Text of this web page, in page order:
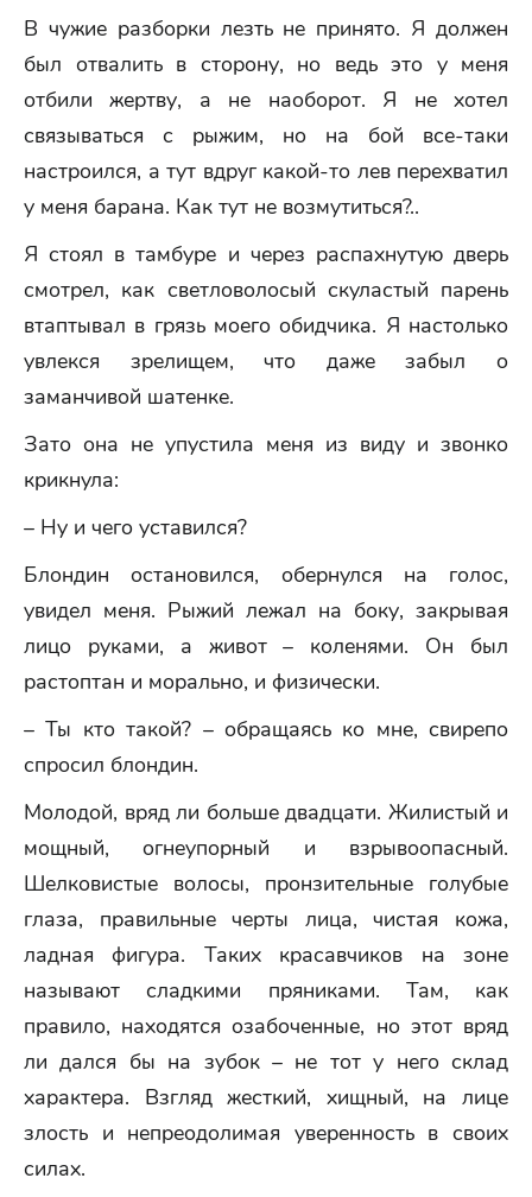
В чужие разборки лезть не принято. Я должен
был отвалить в сторону, но ведь это у меня
отбили жертву, а не наоборот. Я не хотел
связываться с рыжим, но на бой все-таки
настроился, а тут вдруг какой-то лев перехватил
у меня барана. Как тут не возмутиться?..
Я стоял в тамбуре и через распахнутую дверь
смотрел, как светловолосый скуластый парень
втаптывал в грязь моего обидчика. Я настолько
увлекся зрелищем, что даже забыл о
заманчивой шатенке.
Зато она не упустила меня из виду и звонко
крикнула:
– Ну и чего уставился?
Блондин остановился, обернулся на голос,
увидел меня. Рыжий лежал на боку, закрывая
лицо руками, а живот – коленями. Он был
растоптан и морально, и физически.
– Ты кто такой? – обращаясь ко мне, свирепо
спросил блондин.
Молодой, вряд ли больше двадцати. Жилистый и
мощный, огнеупорный и взрывоопасный.
Шелковистые волосы, пронзительные голубые
глаза, правильные черты лица, чистая кожа,
ладная фигура. Таких красавчиков на зоне
называют сладкими пряниками. Там, как
правило, находятся озабоченные, но этот вряд
ли дался бы на зубок – не тот у него склад
характера. Взгляд жесткий, хищный, на лице
злость и непреодолимая уверенность в своих
силах.